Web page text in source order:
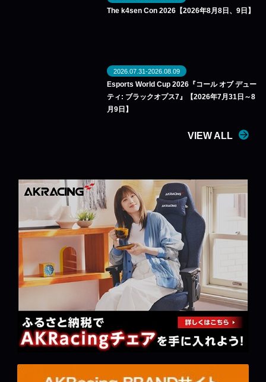
The k4sen Con 2026【2026年8月8日、9日】
2026.07.31-2026.08.09
Esports World Cup 2026『コール オブ デュー
ティ: ブラックオプス7』【2026年7月31日～8
月9日】
VIEW ALL